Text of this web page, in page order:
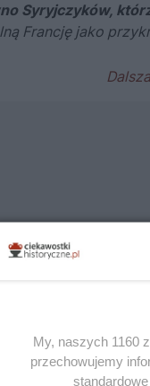
Syryjczyków,
Francję jako
My, naszych 1160
przechowujemy